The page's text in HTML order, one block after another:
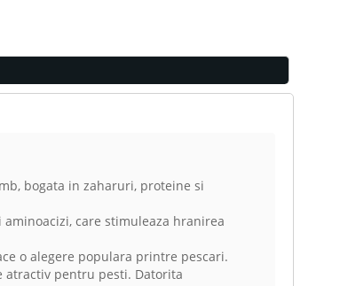
bogata in zaharuri, proteine si
care stimuleaza hranirea
o alegere populara printre pescari.
atractiv pentru pesti. Datorita